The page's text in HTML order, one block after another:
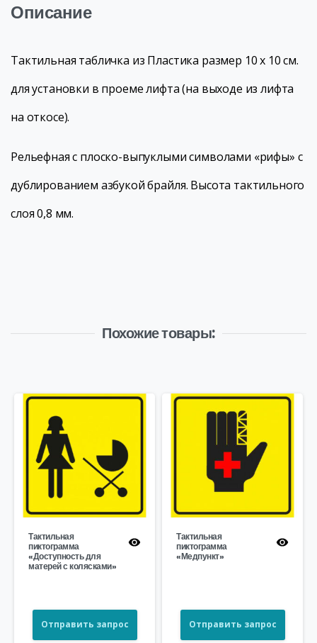
Описание
Тактильная табличка из Пластика размер 10 x 10 см.
для установки в проеме лифта (на выходе из лифта
на откосе).
Рельефная с плоско-выпуклыми символами «рифы» с
дублированием азбукой брайля. Высота тактильного
слоя 0,8 мм.
Похожие товары:
Тактильная
пиктограмма
«Доступность для
матерей с колясками»
Отправить запрос
Тактильная
пиктограмма
«Медпункт»
Отправить запрос